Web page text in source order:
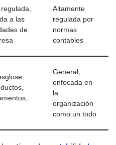
a las
de
Altamente
regulada por
normas
contables
General,
enfocada en
la
organización
como un todo